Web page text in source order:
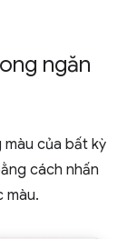
ngăn
của bất kỳ
cách nhấn
màu.